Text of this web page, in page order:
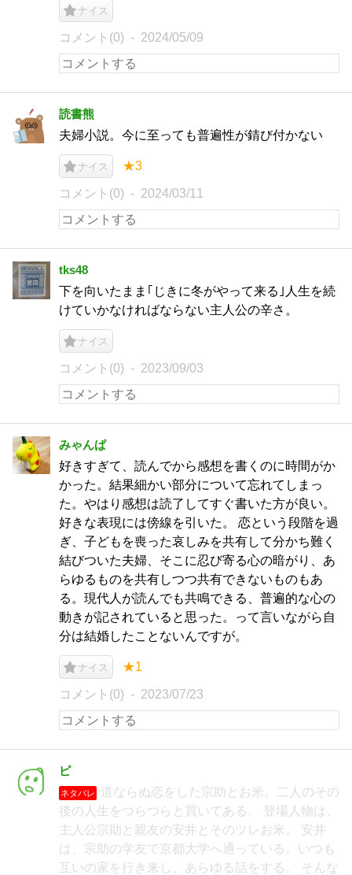
ナイス
コメント(0) 2024/05/09
読書熊
夫婦小説。今に至っても普遍性が錆び付かない
ナイス ★3
コメント(0) 2024/03/11
tks48
下を向いたまま｢じきに冬がやって来る｣人生を続
けていかなければならない主人公の辛さ。
ナイス
コメント(0) 2023/09/03
みゃんぱ
好きすぎて、読んでから感想を書くのに時間がか
かった。結果細かい部分について忘れてしまっ
た。やはり感想は読了してすぐ書いた方が良い。
好きな表現には傍線を引いた。 恋という段階を過
ぎ、子どもを喪った哀しみを共有して分かち難く
結びついた夫婦、そこに忍び寄る心の暗がり、あ
らゆるものを共有しつつ共有できないものもあ
る。現代人が読んでも共鳴できる、普遍的な心の
動きが記されていると思った。って言いながら自
分は結婚したことないんですが。
ナイス ★1
コメント(0) 2023/07/23
ピ
ネタバレ
道ならぬ恋をした宗助とお米。二人のその
後の人生をつらつらと買いてある。 登場人物は、
主人公宗助と親友の安井とそのツレお米。 安井
は、宗助の学友で京都大学へ通っている。いつも
互いの家を行き来し、あらゆる話をする。 そんな